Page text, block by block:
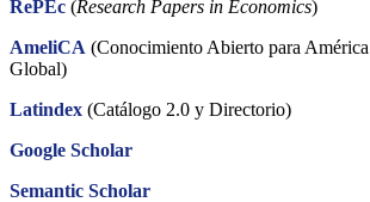
RePEc (Research Papers in Economics)
AmeliCA (Conocimiento Abierto para
Global)
Latindex (Catálogo 2.0 y Directorio)
Google Scholar
Semantic Scholar